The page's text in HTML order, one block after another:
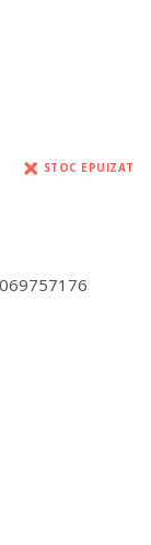
STOC EPUIZAT